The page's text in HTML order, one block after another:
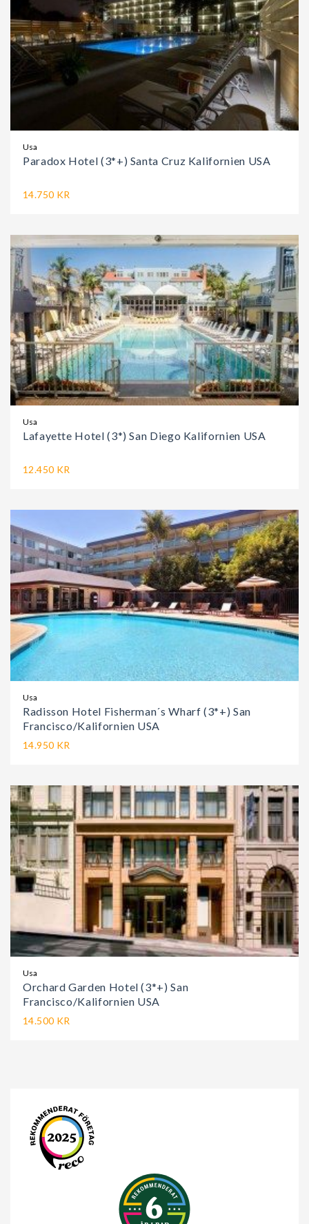
Usa
Paradox Hotel (3*+) Santa Cruz Kalifornien USA
14.750 KR
Usa
Lafayette Hotel (3*) San Diego Kalifornien USA
12.450 KR
Usa
Radisson Hotel Fisherman´s Wharf (3*+) San
Francisco/Kalifornien USA
14.950 KR
Usa
Orchard Garden Hotel (3*+) San
Francisco/Kalifornien USA
14.500 KR